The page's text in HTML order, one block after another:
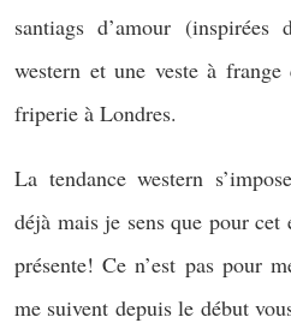
santiags d’amour (inspirées
western et une veste à
friperie à Londres.
La tendance western
déjà mais je sens que pour
présente! Ce n’est pas pour
me suivent depuis le début